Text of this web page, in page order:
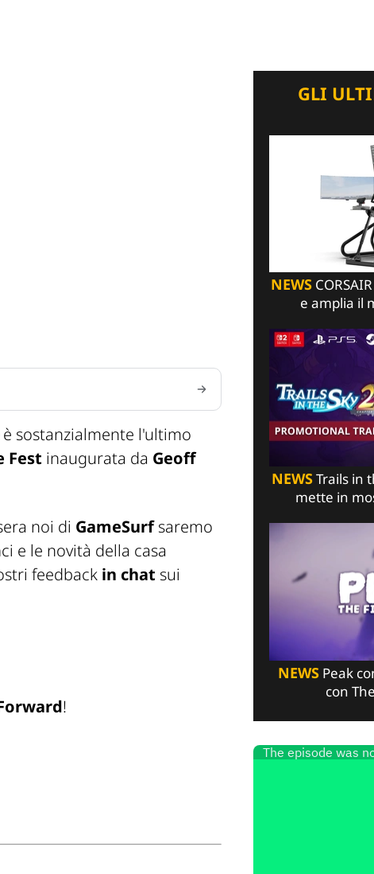
sostanzialmente l'ultimo
Fest inaugurata da Geoff
noi di GameSurfsaremo
e le novità della casa
feedback in chat sui
!
GLI
NEWS
e amplia il
NEWSTrails in
mette in
NEWS Peak
con